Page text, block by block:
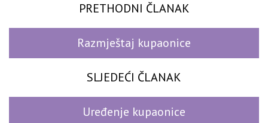
PRETHODNI ČLANAK
Razmještaj kupaonice
SLJEDEĆI ČLANAK
Uređenje kupaonice